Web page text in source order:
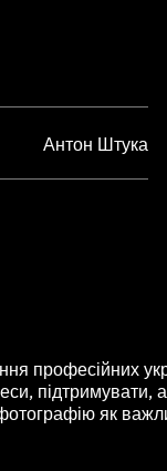
Антон Штука
професійних
підтримувати,
як